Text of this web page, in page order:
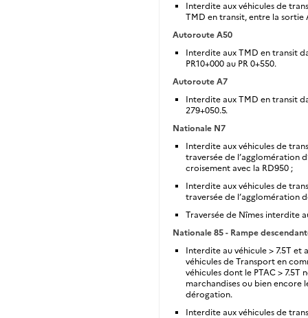
Interdite aux véhicules de
TMD en transit, entre la sortie
Autoroute A50
Interdite aux TMD en transit
PR10+000 au PR 0+550.
Autoroute A7
Interdite aux TMD en transit
279+050.5.
Nationale N7
Interdite aux véhicules de
traversée de l’agglomération
croisement avec la RD950 ;
Interdite aux véhicules de
traversée de l’agglomération
Traversée de Nîmes interdite
Nationale 85 - Rampe
Interdite au véhicule > 7.5T et
véhicules de Transport en
véhicules dont le PTAC > 7.5T
marchandises ou bien encore
dérogation.
Interdite aux véhicules de